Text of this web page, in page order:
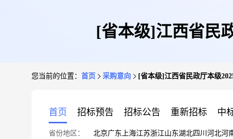
[省本级]江西省民
您当前的位置： 首页 采购意向 [省本级]江西省民政厅本级
首页 招标预告 招标公告 重新招标 中
省份地区： 北京广东 上海江苏浙江山东湖北四川 河北河